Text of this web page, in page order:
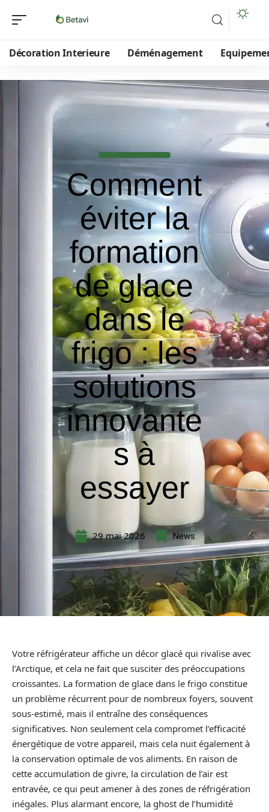
Décoration Interieure Déménagement
Comment
éviter la
formation
de glace
dans le
frigo : les
solutions
innovante
s à
essayer
29 mai 2026 News
Votre réfrigérateur affiche un décor glacé qui rivalise avec
l’Arctique, et cela ne fait que susciter des préoccupations
croissantes. La formation de glace dans le frigo constitue
un problème récurrent pour de nombreux foyers, souvent
sous-estimé, mais il entraîne des conséquences
significatives. Non seulement cela compromet l’efficacité
énergétique de votre appareil, mais cela nuit également à
la conservation optimale de vos aliments. En raison de
cette accumulation de givre, la circulation de l’air est
entravée, ce qui peut amener à des zones de réfrigération
inégales. Plus alarmant encore, la ghost de l’humidité